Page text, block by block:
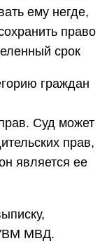
ему негде,
право
срок
граждан
Суд может
прав,
является ее
МВД.